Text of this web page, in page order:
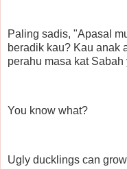
Paling sadis, "Apasal
beradik kau? Kau anak
perahu masa kat Sabah
You know what?
Ugly ducklings can